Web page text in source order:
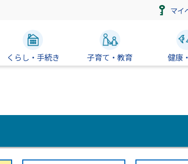
マイ
くらし・手続き 子育て・教育 健康